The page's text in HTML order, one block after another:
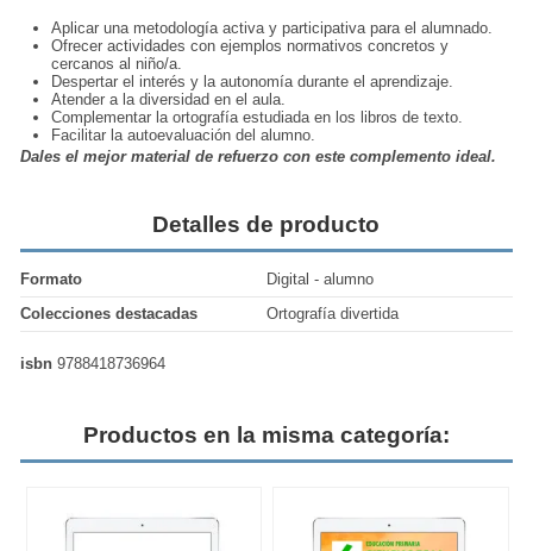
Aplicar una metodología activa y participativa para el alumnado.
Ofrecer actividades con ejemplos normativos concretos y
cercanos al niño/a.
Despertar el interés y la autonomía durante el aprendizaje.
Atender a la diversidad en el aula.
Complementar la ortografía estudiada en los libros de texto.
Facilitar la autoevaluación del alumno.
Dales el mejor material de refuerzo con este complemento ideal.
Detalles de producto
Formato
Digital - alumno
Colecciones destacadas
Ortografía divertida
isbn 9788418736964
Productos en la misma categoría: